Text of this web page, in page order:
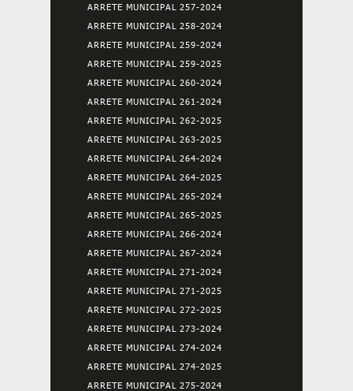
ARRETE MUNICIPAL 257-2024
ARRETE MUNICIPAL 258-2024
ARRETE MUNICIPAL 259-2024
ARRETE MUNICIPAL 259-2025
ARRETE MUNICIPAL 260-2024
ARRETE MUNICIPAL 261-2024
ARRETE MUNICIPAL 262-2025
ARRETE MUNICIPAL 263-2025
ARRETE MUNICIPAL 264-2024
ARRETE MUNICIPAL 264-2025
ARRETE MUNICIPAL 265-2024
ARRETE MUNICIPAL 265-2025
ARRETE MUNICIPAL 266-2024
ARRETE MUNICIPAL 267-2024
ARRETE MUNICIPAL 271-2024
ARRETE MUNICIPAL 271-2025
ARRETE MUNICIPAL 272-2025
ARRETE MUNICIPAL 273-2024
ARRETE MUNICIPAL 274-2024
ARRETE MUNICIPAL 274-2025
ARRETE MUNICIPAL 275-2024